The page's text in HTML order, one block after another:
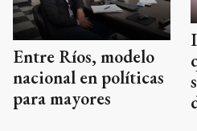
Entre Ríos, modelo
nacional en políticas
para mayores